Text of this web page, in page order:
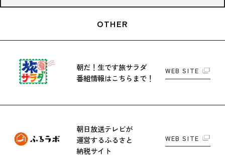
OTHER
朝だ！生です旅サラダ
番組情報はこちらまで！
WEB SITE
朝日放送テレビが
運営するふるさと
納税サイト
WEB SITE